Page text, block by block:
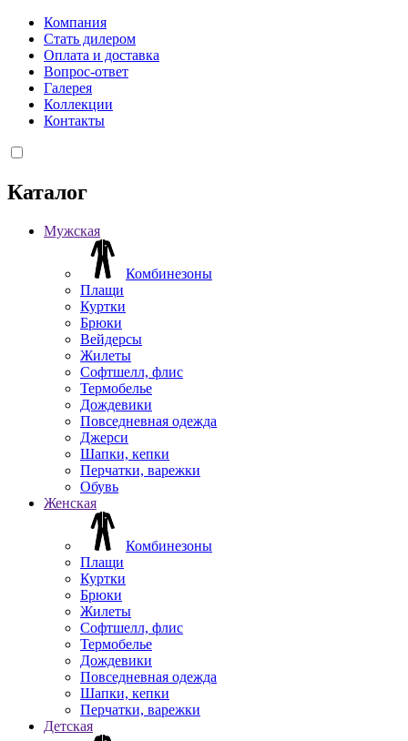
Компания
Стать дилером
Оплата и доставка
Вопрос-ответ
Галерея
Коллекции
Контакты
Каталог
Мужская
Комбинезоны
Плащи
Куртки
Брюки
Вейдерсы
Жилеты
Софтшелл, флис
Термобелье
Дождевики
Повседневная одежда
Джерси
Шапки, кепки
Перчатки, варежки
Обувь
Женская
Комбинезоны
Плащи
Куртки
Брюки
Жилеты
Софтшелл, флис
Термобелье
Дождевики
Повседневная одежда
Шапки, кепки
Перчатки, варежки
Детская